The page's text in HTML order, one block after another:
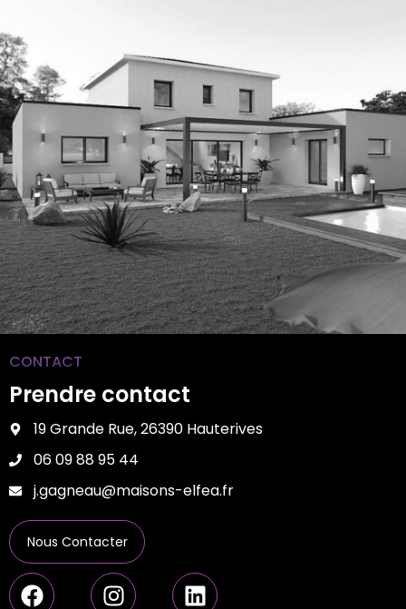
CONTACT
Prendre contact
19 Grande Rue, 26390 Hauterives
06 09 88 95 44
j.gagneau@maisons-elfea.fr
Nous Contacter